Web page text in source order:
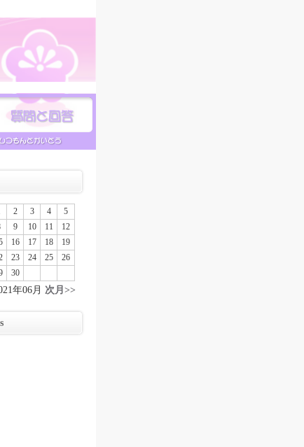
2 3 4
5
9 10 11
12
16 17 18
19
23 24 25
26
30
年06月 次月>>